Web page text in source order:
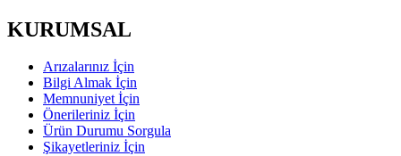
KURUMSAL
Arızalarınız İçin
Bilgi Almak İçin
Memnuniyet İçin
Önerileriniz İçin
Ürün Durumu Sorgula
Şikayetleriniz İçin